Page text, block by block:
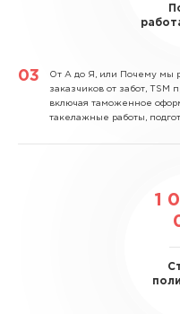
От А до Я, или Почему мы
заказчиков от забот, TSM
включая таможенное
такелажные работы,
1